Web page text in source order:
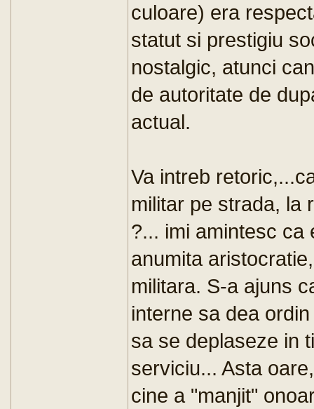
culoare) era
statut si prestigiu
nostalgic, atunci
de autoritate de
actual.
Va intreb
militar pe strada, la
?... imi amintesc ca
anumita
militara. S-a ajuns
interne sa dea
sa se deplaseze in
serviciu... Asta
cine a "manjit"